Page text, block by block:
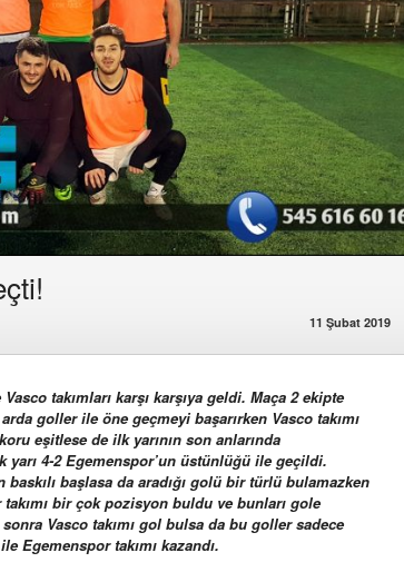
11 Şubat 2019
takımları karşı karşıya geldi. Maça 2 ekipte
goller ile öne geçmeyi başarırken Vasco takımı
eşitlese de ilk yarının son anlarında
4-2 Egemenspor’un üstünlüğü ile geçildi.
baskılı başlasa da aradığı golü bir türlü bulamazken
bir çok pozisyon buldu ve bunları gole
Vasco takımı gol bulsa da bu goller sadece
Egemenspor takımı kazandı.